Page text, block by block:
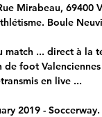
Mirabeau, 69400
Boule
match ... direct à la
foot Valenciennes
en live ...
2019 - Soccerway.